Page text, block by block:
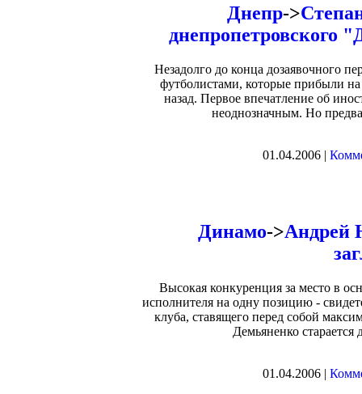
Днепр->
днепропетровского
Незадолго до конца дозаявочного
футболистами, которые прибыли
назад. Первое впечатление об
неоднозначным. Но
01.04.2006 |
Динамо->Андрей
Высокая конкуренция за место в
исполнителя на одну позицию -
клуба, ставящего перед собой
Демьяненко
01.04.2006 |